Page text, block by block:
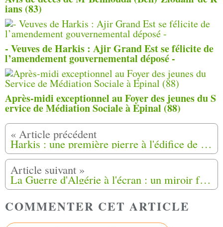
ians (83)
- Veuves de Harkis : Ajir Grand Est se félicite de
l’amendement gouvernemental déposé -
Après-midi exceptionnel au Foyer des jeunes du S
ervice de Médiation Sociale à Epinal (88)
Harkis : une première pierre à l'édifice de la réconciliation à Jouques (13)
La Guerre d'Algérie à l'écran : un miroir français
COMMENTER CET ARTICLE